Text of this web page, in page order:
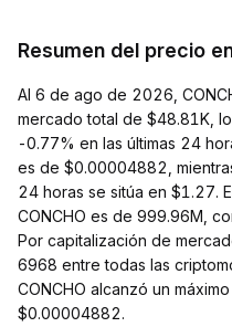
Resumen del precio
Al 6 de ago de 2026,
mercado total de $48.81K,
-0.77% en las últimas 24
es de $0.00004882,
24 horas se sitúa en $1.27.
CONCHO es de 999.96M,
Por capitalización de
6968 entre todas las
CONCHO alcanzó un
$0.00004882.